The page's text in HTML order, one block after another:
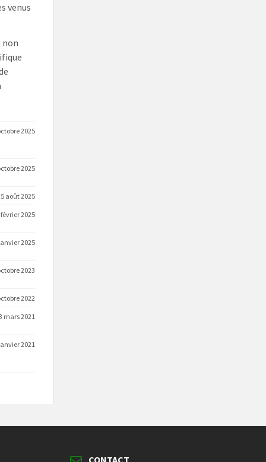
venus
non
2025
2025
août 2025
février 2025
2025
2023
2022
mars 2021
2021